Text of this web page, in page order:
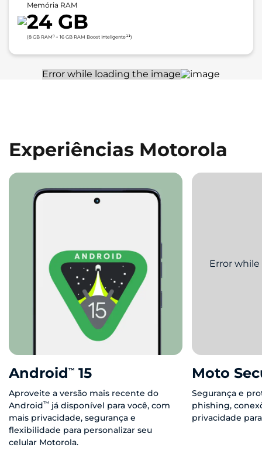
Memória RAM
24 GB
(8 GB RAM⁹+ 16 GB RAM Boost Inteligente¹¹)
Experiências Motorola
Android™ 15
Aproveite a versão mais recente do
Android™ já disponível para você, com
mais privacidade, segurança e
flexibilidade para personalizar seu
celular Motorola.
Moto
Segurança e
phishing,
privacidade